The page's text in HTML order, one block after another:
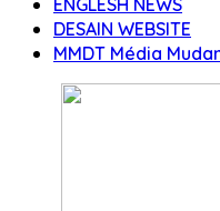
ENGLESH NEWS
DESAIN WEBSITE
MMDT Média